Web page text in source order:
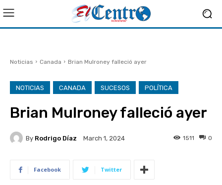
Noticias Canada Brian Mulroney falleció ayer
NOTICIAS CANADA SUCESOS POLÍTICA
Brian Mulroney falleció ayer
By Rodrigo Díaz March 1, 2024 0
1511
Facebook Twitter